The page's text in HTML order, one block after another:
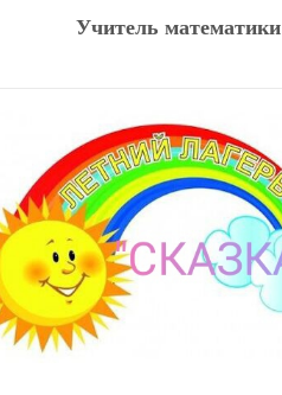
Учитель математики